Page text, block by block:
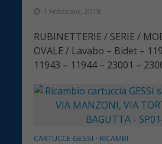
1 Febbraio, 2018
RUBINETTERIE / SERIE /
OVALE / Lavabo – Bidet –
11943 – 11944 – 23001 –
CARTUCCE GESSI • RICAMBI